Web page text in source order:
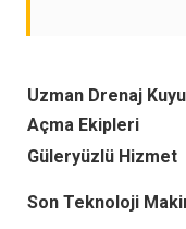
Uzman Drenaj
Açma Ekipleri
Güleryüzlü Hizmet
Son Teknoloji